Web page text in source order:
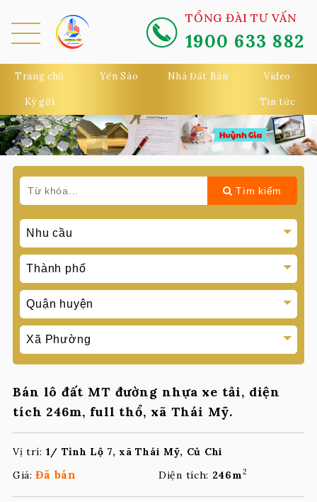
TỔNG ĐÀI TƯ VẤN
1900 633 882
Trang chủ Yến Sào Nhà Đất Bán Video
Ký gửi Tin tức
MEN
Tìm kiếm
Bán lô đất MT đường nhựa xe tải, diện
tích 246m, full thổ, xã Thái Mỹ.
Vị trí: 1/ Tỉnh Lộ 7, xã Thái Mỹ, Củ Chi
Giá:Đã bán Diện tích: 246m2